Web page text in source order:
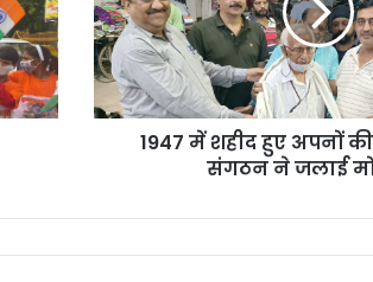
1947 में शहीद हुए अपनों
संगठन ने जलाई